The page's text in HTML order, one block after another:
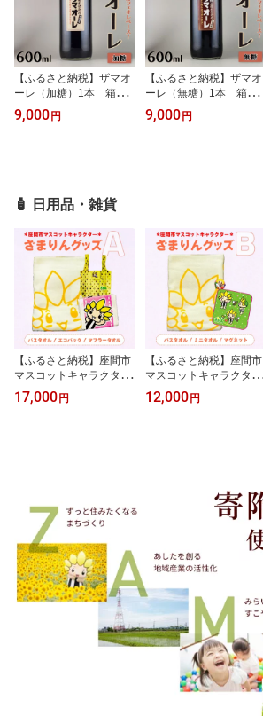
【ふるさと納税】ザマオ
ーレ（加糖）1本 箱入
り｜カフェオレ ギフト
シロップ 甘い カフェオ
9,000円
【ふるさと納税】ザマオ
ーレ（無糖）1本 箱入
り｜カフェオレ ギフト
カフェオレベース 天然水
9,000円
🧴 日用品・雑貨
【ふるさと納税】座間市
マスコットキャラクター
ざまりんグッズ（A）｜
タオル エコバック ご当
17,000円
【ふるさと納税】座間市
マスコットキャラクター
ざまりんグッズ（B）｜
バスタオル マグネット
12,000円